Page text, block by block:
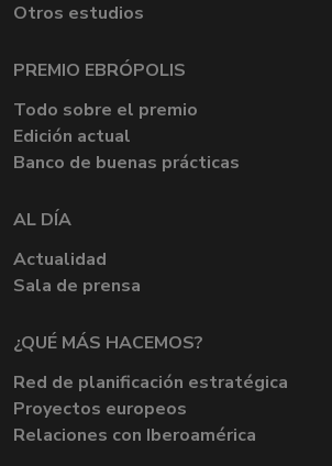
Otros estudios
PREMIO EBRÓPOLIS
Todo sobre el premio
Edición actual
Banco de buenas prácticas
AL DÍA
Actualidad
Sala de prensa
¿QUÉ MÁS HACEMOS?
Red de planificación estratégica
Proyectos europeos
Relaciones con Iberoamérica